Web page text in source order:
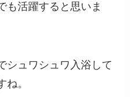
も活躍すると思いま
シュワシュワ入浴して
。